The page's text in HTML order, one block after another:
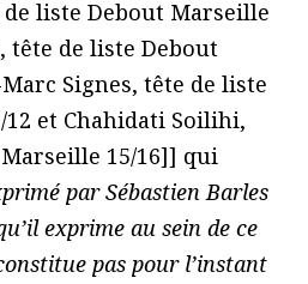
liste Debout Marseille
tête de liste Debout
Signes, tête de liste
et Chahidati Soilihi,
15/16]] qui
par Sébastien Barles
exprime au sein de ce
pas pour l’instant